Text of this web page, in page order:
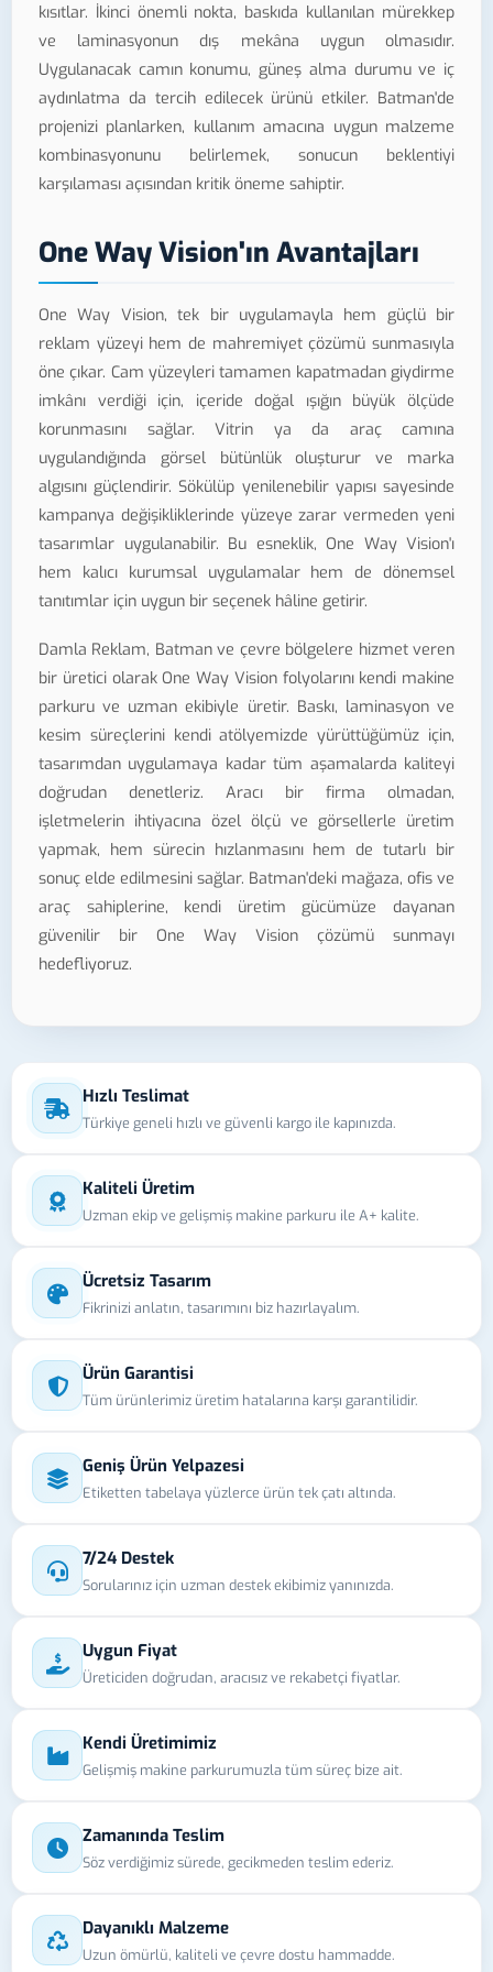
kısıtlar. İkinci önemli nokta, baskıda kullanılan mürekkep
ve laminasyonun dış mekâna uygun olmasıdır.
Uygulanacak camın konumu, güneş alma durumu ve iç
aydınlatma da tercih edilecek ürünü etkiler. Batman'de
projenizi planlarken, kullanım amacına uygun malzeme
kombinasyonunu belirlemek, sonucun beklentiyi
karşılaması açısından kritik öneme sahiptir.
One Way Vision'ın Avantajları
One Way Vision, tek bir uygulamayla hem güçlü bir
reklam yüzeyi hem de mahremiyet çözümü sunmasıyla
öne çıkar. Cam yüzeyleri tamamen kapatmadan giydirme
imkânı verdiği için, içeride doğal ışığın büyük ölçüde
korunmasını sağlar. Vitrin ya da araç camına
uygulandığında görsel bütünlük oluşturur ve marka
algısını güçlendirir. Sökülüp yenilenebilir yapısı sayesinde
kampanya değişikliklerinde yüzeye zarar vermeden yeni
tasarımlar uygulanabilir. Bu esneklik, One Way Vision'ı
hem kalıcı kurumsal uygulamalar hem de dönemsel
tanıtımlar için uygun bir seçenek hâline getirir.
Damla Reklam, Batman ve çevre bölgelere hizmet veren
bir üretici olarak One Way Vision folyolarını kendi makine
parkuru ve uzman ekibiyle üretir. Baskı, laminasyon ve
kesim süreçlerini kendi atölyemizde yürüttüğümüz için,
tasarımdan uygulamaya kadar tüm aşamalarda kaliteyi
doğrudan denetleriz. Aracı bir firma olmadan,
işletmelerin ihtiyacına özel ölçü ve görsellerle üretim
yapmak, hem sürecin hızlanmasını hem de tutarlı bir
sonuç elde edilmesini sağlar. Batman'deki mağaza, ofis ve
araç sahiplerine, kendi üretim gücümüze dayanan
güvenilir bir One Way Vision çözümü sunmayı
hedefliyoruz.
Hızlı Teslimat
Türkiye geneli hızlı ve güvenli kargo ile kapınızda.
Kaliteli Üretim
Uzman ekip ve gelişmiş makine parkuru ile A+ kalite.
Ücretsiz Tasarım
Fikrinizi anlatın, tasarımını biz hazırlayalım.
Ürün Garantisi
Tüm ürünlerimiz üretim hatalarına karşı garantilidir.
Geniş Ürün Yelpazesi
Etiketten tabelaya yüzlerce ürün tek çatı altında.
7/24 Destek
Sorularınız için uzman destek ekibimiz yanınızda.
Uygun Fiyat
Üreticiden doğrudan, aracısız ve rekabetçi fiyatlar.
Kendi Üretimimiz
Gelişmiş makine parkurumuzla tüm süreç bize ait.
Zamanında Teslim
Söz verdiğimiz sürede, gecikmeden teslim ederiz.
Dayanıklı Malzeme
Uzun ömürlü, kaliteli ve çevre dostu hammadde.